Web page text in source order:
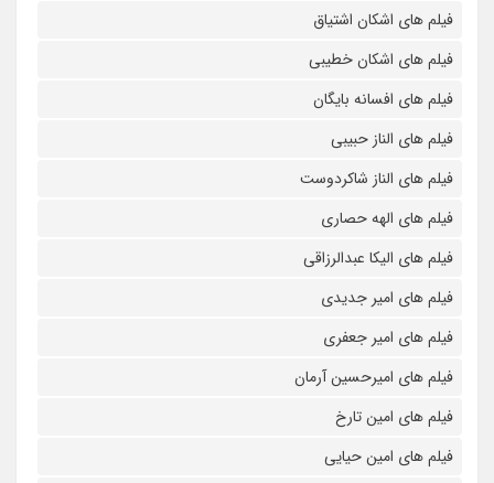
فیلم های اشکان اشتیاق
فیلم های اشکان خطیبی
فیلم های افسانه بایگان
فیلم های الناز حبیبی
فیلم های الناز شاکردوست
فیلم های الهه حصاری
فیلم های الیکا عبدالرزاقی
فیلم های امیر جدیدی
فیلم های امیر جعفری
فیلم های امیرحسین آرمان
فیلم های امین تارخ
فیلم های امین حیایی